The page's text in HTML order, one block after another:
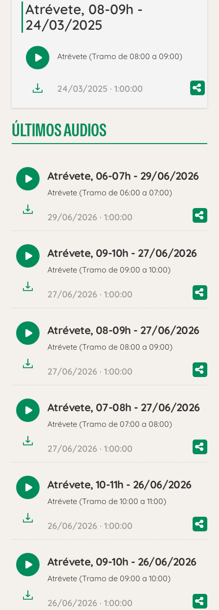
Atrévete, 08-09h -
24/03/2025
Reproducir
audio
Atrévete (Tramo de 08:00 a 09:00)
24/03/2025 · 1:00:00
ÚLTIMOS AUDIOS
Reproducir
audio
Atrévete, 06-07h - 29/06/2026
Atrévete (Tramo de 06:00 a 07:00)
29/06/2026 · 1:00:00
Reproducir
audio
Atrévete, 09-10h - 27/06/2026
Atrévete (Tramo de 09:00 a 10:00)
27/06/2026 · 1:00:00
Reproducir
audio
Atrévete, 08-09h - 27/06/2026
Atrévete (Tramo de 08:00 a 09:00)
27/06/2026 · 1:00:00
Reproducir
audio
Atrévete, 07-08h - 27/06/2026
Atrévete (Tramo de 07:00 a 08:00)
27/06/2026 · 1:00:00
Reproducir
audio
Atrévete, 10-11h - 26/06/2026
Atrévete (Tramo de 10:00 a 11:00)
26/06/2026 · 1:00:00
Reproducir
audio
Atrévete, 09-10h - 26/06/2026
Atrévete (Tramo de 09:00 a 10:00)
26/06/2026 · 1:00:00